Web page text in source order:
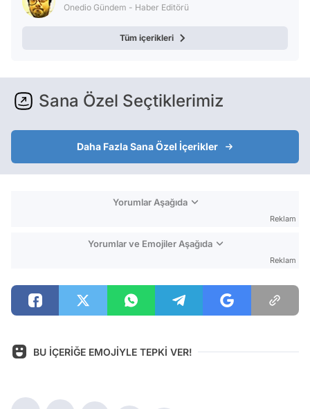
Onedio Gündem - Haber Editörü
Tüm içerikleri
Sana Özel Seçtiklerimiz
Daha Fazla Sana Özel İçerikler
Yorumlar Aşağıda
Reklam
Yorumlar ve Emojiler Aşağıda
Reklam
BU İÇERİĞE EMOJİYLE TEPKİ VER!